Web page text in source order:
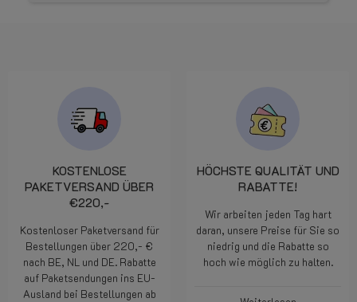
KOSTENLOSE
PAKETVERSAND ÜBER
€220,-
Kostenloser Paketversand für
Bestellungen über 220,- €
nach BE, NL und DE. Rabatte
auf Paketsendungen ins EU-
Ausland bei Bestellungen ab
HÖCHSTE QUALITÄT UND
RABATTE!
Wir arbeiten jeden Tag hart
daran, unsere Preise für Sie so
niedrig und die Rabatte so
hoch wie möglich zu halten.